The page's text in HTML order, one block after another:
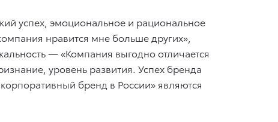
успех, эмоциональное и рациональное
нравится мне больше других»,
— «Компания выгодно отличается
уровень развития. Успех бренда
бренд в России» являются